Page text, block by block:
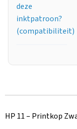
deze
inktpatroon?
(compatibiliteit)
HP 11 – Printkop